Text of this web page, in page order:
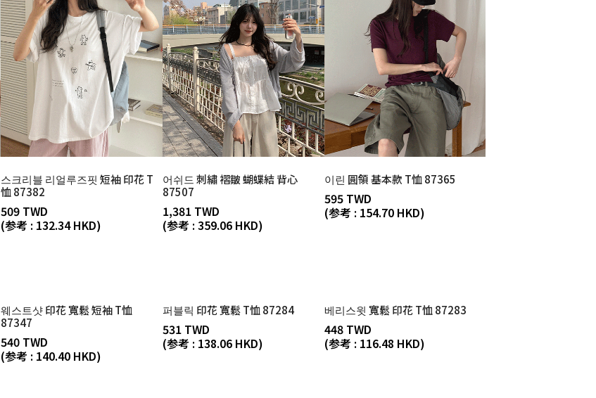
스크리블 리얼루즈핏 短袖 印花 T
恤 87382
509 TWD
(参考 : 132.34 HKD)
어쉬드 刺繡 褶皺 蝴蝶結 背心
87507
1,381 TWD
(参考 : 359.06 HKD)
이린 圓領 基本款 T恤 87365
595 TWD
(参考 : 154.70 HKD)
웨스트샷 印花 寬鬆 短袖 T恤
87347
540 TWD
(参考 : 140.40 HKD)
퍼블릭 印花 寬鬆 T恤 87284
531 TWD
(参考 : 138.06 HKD)
베리스윗 寬鬆 印花 T恤 87283
448 TWD
(参考 : 116.48 HKD)